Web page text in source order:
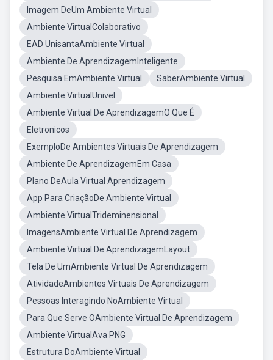
Imagem DeUm Ambiente Virtual
Ambiente VirtualColaborativo
EAD UnisantaAmbiente Virtual
Ambiente De AprendizagemInteligente
Pesquisa EmAmbiente Virtual
SaberAmbiente Virtual
Ambiente VirtualUnivel
Ambiente Virtual De AprendizagemO Que É
Eletronicos
ExemploDe Ambientes Virtuais De Aprendizagem
Ambiente De AprendizagemEm Casa
Plano DeAula Virtual Aprendizagem
App Para CriaçãoDe Ambiente Virtual
Ambiente VirtualTrideminensional
ImagensAmbiente Virtual De Aprendizagem
Ambiente Virtual De AprendizagemLayout
Tela De UmAmbiente Virtual De Aprendizagem
AtividadeAmbientes Virtuais De Aprendizagem
Pessoas Interagindo NoAmbiente Virtual
Para Que Serve OAmbiente Virtual De Aprendizagem
Ambiente VirtualAva PNG
Estrutura DoAmbiente Virtual